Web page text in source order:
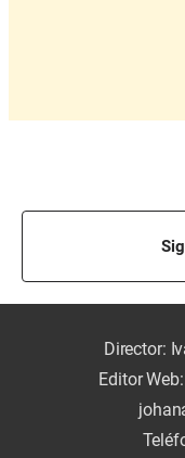
Director:
Editor